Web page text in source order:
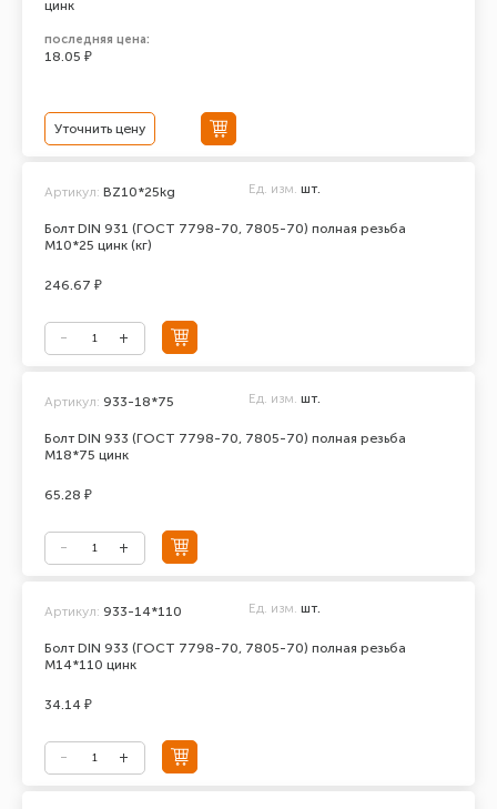
цинк
последняя цена:
18.05 ₽
Уточнить цену
Болт DIN 931 (ГОСТ 7798-70, 7805-70) полная резьба
М10*25 цинк (кг)
Артикул: BZ10*25kg Ед. изм. шт.
246.67 ₽
Болт DIN 933 (ГОСТ 7798-70, 7805-70) полная резьба
М18*75 цинк
Артикул: 933-18*75 Ед. изм. шт.
65.28 ₽
Болт DIN 933 (ГОСТ 7798-70, 7805-70) полная резьба
М14*110 цинк
Артикул: 933-14*110 Ед. изм. шт.
34.14 ₽